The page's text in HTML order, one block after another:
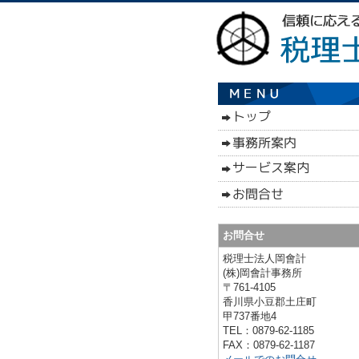
お問合せ
税理士法人岡會計
(株)岡會計事務所
〒761-4105
香川県小豆郡土庄町
甲737番地4
TEL：0879-62-1185
FAX：0879-62-1187